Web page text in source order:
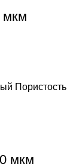
мкм
мкм